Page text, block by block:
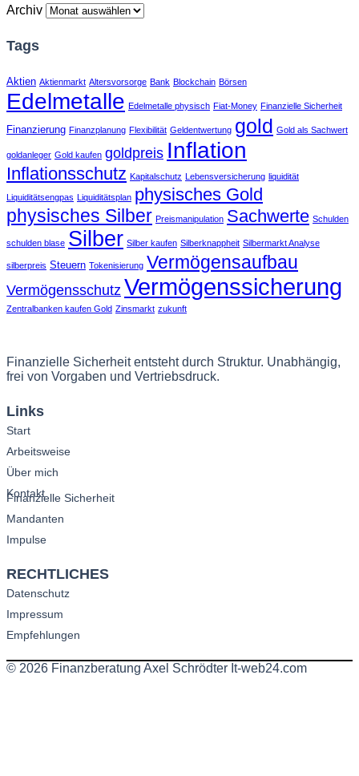
Archiv
Tags
Aktien Aktienmarkt Altersvorsorge Bank Blockchain Börsen
Edelmetalle Edelmetalle physisch Fiat-Money Finanzielle Sicherheit
Finanzierung Finanzplanung Flexibilität Geldentwertung gold Gold als Sachwert
goldanleger Gold kaufen goldpreis Inflation
Inflationsschutz Kapitalschutz Lebensversicherung liquidität
Liquiditätsengpas Liquiditätsplan physisches Gold
physisches Silber Preismanipulation Sachwerte Schulden
schulden blase Silber Silber kaufen Silberknappheit Silbermarkt Analyse
silberpreis Steuern Tokenisierung Vermögensaufbau
VermögensschutzVermögenssicherung
Zentralbanken kaufen Gold Zinsmarkt zukunft
Finanzielle Sicherheit entsteht durch Struktur. Unabhängig,
frei von Vorgaben und Vertriebsdruck.
Links
Start
Arbeitsweise
Über mich
Kontakt
Finanzielle Sicherheit
Mandanten
Impulse
RECHTLICHES
Datenschutz
Impressum
Empfehlungen